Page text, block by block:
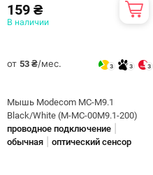
159 ₴
В наличии
от 53 ₴/мес. 3 3 3
Мышь Modecom MC-M9.1
Black/White (M-MC-00M9.1-200)
проводное подключение
обычная оптический сенсор